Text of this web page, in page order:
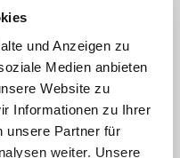
und Anzeigen zu
Medien anbieten
Website zu
Informationen zu Ihrer
unsere Partner für
weiter. Unsere
lockern,
den
, der am Mittwoch